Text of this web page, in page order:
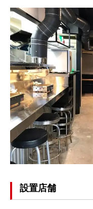
設置店舗